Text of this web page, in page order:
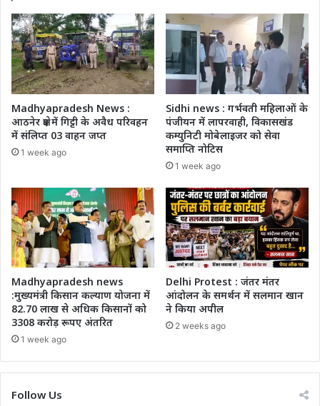
Madhyapradesh News :
आठनेर क्षेत्र में गिट्टी के अवैध परिवहन
में संलिप्त 03 वाहन जप्त
1 week ago
Sidhi news : गर्भवती महिलाओं के
पंजीयन में लापरवाही, विकासखंड
कम्युनिटी मोबेलाइजर को सेवा
समाप्ति नोटिस
1 week ago
Madhyapradesh news
:मुख्यमंत्री किसान कल्याण योजना में
82.70 लाख से अधिक किसानों को
3308 करोड़ रूपए अंतरित
1 week ago
Delhi Protest : जंतर मंतर
आंदोलन के समर्थन में सलमान खान
ने किया अपील
2 weeks ago
Follow Us